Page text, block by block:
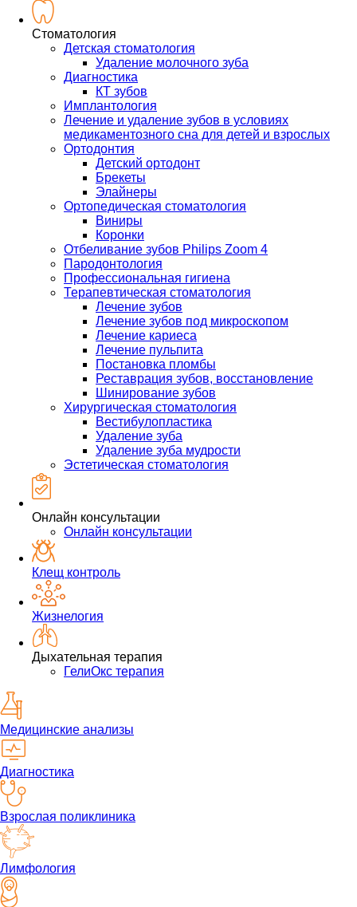
Стоматология
Детская стоматология
Удаление молочного зуба
Диагностика
КТ зубов
Имплантология
Лечение и удаление зубов в условиях
медикаментозного сна для детей и взрослых
Ортодонтия
Детский ортодонт
Брекеты
Элайнеры
Ортопедическая стоматология
Виниры
Коронки
Отбеливание зубов Philips Zoom 4
Пародонтология
Профессиональная гигиена
Терапевтическая стоматология
Лечение зубов
Лечение зубов под микроскопом
Лечение кариеса
Лечение пульпита
Постановка пломбы
Реставрация зубов, восстановление
Шинирование зубов
Хирургическая стоматология
Вестибулопластика
Удаление зуба
Удаление зуба мудрости
Эстетическая стоматология
Онлайн консультации
Онлайн консультации
Клещ контроль
Жизнелогия
Дыхательная терапия
ГелиОкс терапия
Медицинские анализы
Диагностика
Взрослая поликлиника
Лимфология